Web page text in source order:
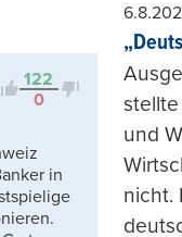
122
0
in
und
nicht.